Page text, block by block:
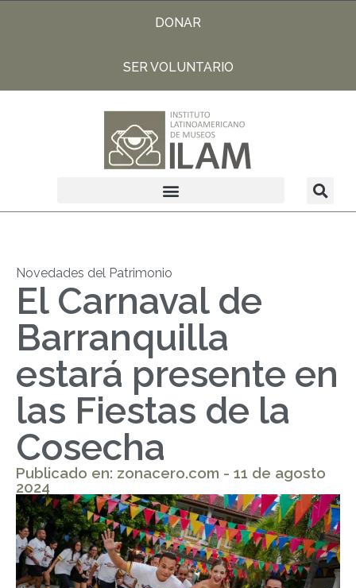
DONAR
SER VOLUNTARIO
Novedades del Patrimonio
El Carnaval de
Barranquilla
estará presente en
las Fiestas de la
Cosecha
Publicado en: zonacero.com - 11 de agosto
2024